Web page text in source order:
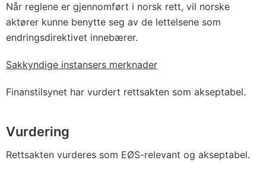
Når reglene er gjennomført i norsk rett, vil norske
aktører kunne benytte seg av de lettelsene som
endringsdirektivet innebærer.
Sakkyndige instansers merknader
Finanstilsynet har vurdert rettsakten som akseptabel.
Vurdering
Rettsakten vurderes som EØS-relevant og akseptabel.